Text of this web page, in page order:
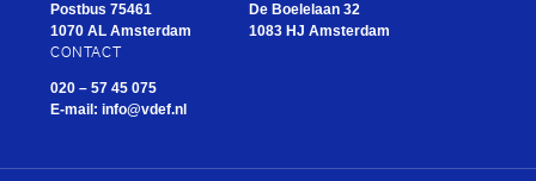
Postbus 75461
1070 AL Amsterdam
De Boelelaan 32
1083 HJ Amsterdam
CONTACT
020 – 57 45 075
E-mail: info@vdef.nl